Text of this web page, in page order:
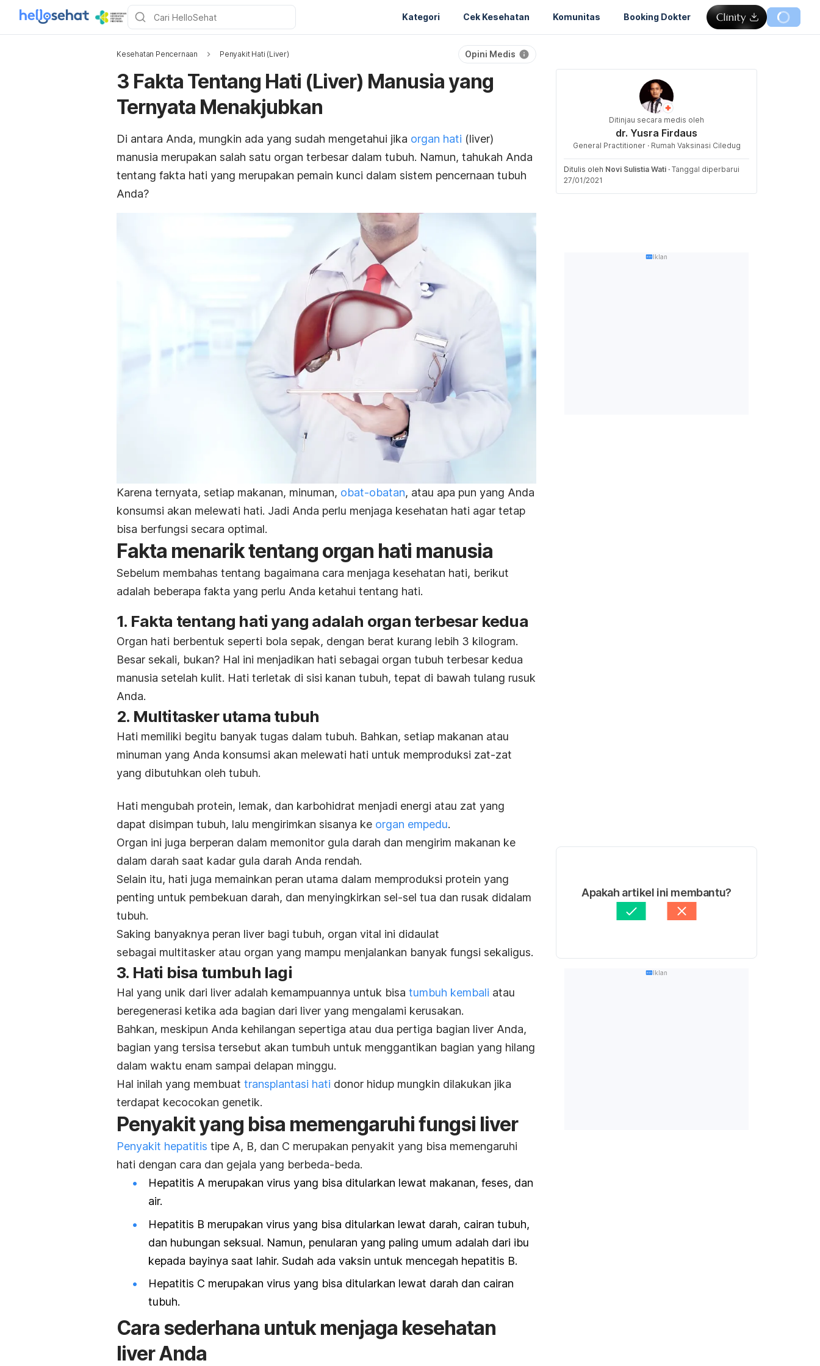
Kategori Cek Kesehatan Komunitas Booking Dokter
Kesehatan Pencernaan Penyakit Hati (Liver) Opini Medis
3 Fakta Tentang Hati (Liver) Manusia yang
Ternyata Menakjubkan
Di antara Anda, mungkin ada yang sudah mengetahui jika organ hati (liver)
manusia merupakan salah satu organ terbesar dalam tubuh. Namun, tahukah Anda
tentang fakta hati yang merupakan pemain kunci dalam sistem pencernaan tubuh
Anda?
Karena ternyata, setiap makanan, minuman, obat-obatan, atau apa pun yang Anda
konsumsi akan melewati hati. Jadi Anda perlu menjaga kesehatan hati agar tetap
bisa berfungsi secara optimal.
Fakta menarik tentang organ hati manusia
Sebelum membahas tentang bagaimana cara menjaga kesehatan hati, berikut
adalah beberapa fakta yang perlu Anda ketahui tentang hati.
1. Fakta tentang hati yang adalah organ terbesar kedua
Organ hati berbentuk seperti bola sepak, dengan berat kurang lebih 3 kilogram.
Besar sekali, bukan? Hal ini menjadikan hati sebagai organ tubuh terbesar kedua
manusia setelah kulit. Hati terletak di sisi kanan tubuh, tepat di bawah tulang rusuk
Anda.
2. Multitasker utama tubuh
Hati memiliki begitu banyak tugas dalam tubuh. Bahkan, setiap makanan atau
minuman yang Anda konsumsi akan melewati hati untuk memproduksi zat-zat
yang dibutuhkan oleh tubuh.
Hati mengubah protein, lemak, dan karbohidrat menjadi energi atau zat yang
dapat disimpan tubuh, lalu mengirimkan sisanya ke organ empedu.
Organ ini juga berperan dalam memonitor gula darah dan mengirim makanan ke
dalam darah saat kadar gula darah Anda rendah.
Selain itu, hati juga memainkan peran utama dalam memproduksi protein yang
penting untuk pembekuan darah, dan menyingkirkan sel-sel tua dan rusak didalam
tubuh.
Saking banyaknya peran liver bagi tubuh, organ vital ini didaulat
sebagai multitasker atau organ yang mampu menjalankan banyak fungsi sekaligus.
3. Hati bisa tumbuh lagi
Hal yang unik dari liver adalah kemampuannya untuk bisa tumbuh kembali atau
beregenerasi ketika ada bagian dari liver yang mengalami kerusakan.
Bahkan, meskipun Anda kehilangan sepertiga atau dua pertiga bagian liver Anda,
bagian yang tersisa tersebut akan tumbuh untuk menggantikan bagian yang hilang
dalam waktu enam sampai delapan minggu.
Hal inilah yang membuat transplantasi hati donor hidup mungkin dilakukan jika
terdapat kecocokan genetik.
Penyakit yang bisa memengaruhi fungsi liver
Penyakit hepatitis tipe A, B, dan C merupakan penyakit yang bisa memengaruhi
hati dengan cara dan gejala yang berbeda-beda.
Hepatitis A merupakan virus yang bisa ditularkan lewat makanan, feses, dan
air.
Hepatitis B merupakan virus yang bisa ditularkan lewat darah, cairan tubuh,
dan hubungan seksual. Namun, penularan yang paling umum adalah dari ibu
kepada bayinya saat lahir. Sudah ada vaksin untuk mencegah hepatitis B.
Hepatitis C merupakan virus yang bisa ditularkan lewat darah dan cairan
tubuh.
Cara sederhana untuk menjaga kesehatan
liver Anda
Ditinjau secara medis oleh
dr. Yusra Firdaus
General Practitioner · Rumah Vaksinasi Ciledug
Ditulis oleh Novi Sulistia Wati · Tanggal diperbarui
27/01/2021
Iklan
Apakah artikel ini membantu?
Iklan